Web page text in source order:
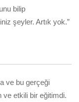
bilip
şeyler. Artık yok.”
ve bu gerçeği
ve etkili bir eğitimdi.